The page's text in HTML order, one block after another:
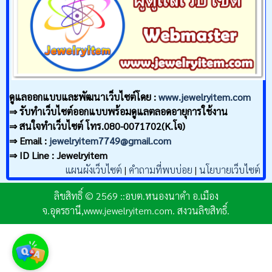
ดูแลออกแบบและพัฒนาเว็บไซต์โดย :www.jewelryitem.com
⇒ รับทำเว็บไซต์ออกแบบพร้อมดูแลตลอดอายุการใช้งาน
⇒ สนใจทำเว็บไซต์ โทร.080-0071702(K.โจ)
⇒ Email : jewelryitem7749@gmail.com
⇒ ID Line : Jewelryitem
แผนผังเว็บไซต์ | คำถามที่พบบ่อย | นโยบายเว็บไซต์
ลิขสิทธิ์ © 2569 ::อบต.หนองนาคำ อ.เมือง
จ.อุดรธานี,www.jewelryitem.com. สงวนลิขสิทธิ์.